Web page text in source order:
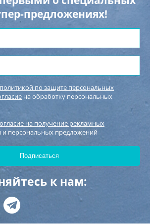
предложениях!
политикой по защите персональных
на обработку персональных
на получение рекламных
и персональных предложений
к нам: